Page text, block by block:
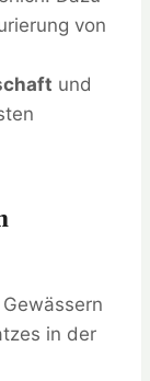
von
und
in der